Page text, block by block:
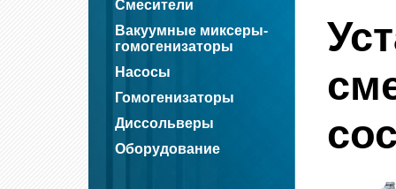
Смесители
Вакуумные миксеры-
гомогенизаторы
Насосы
Гомогенизаторы
Диссольверы
Оборудование